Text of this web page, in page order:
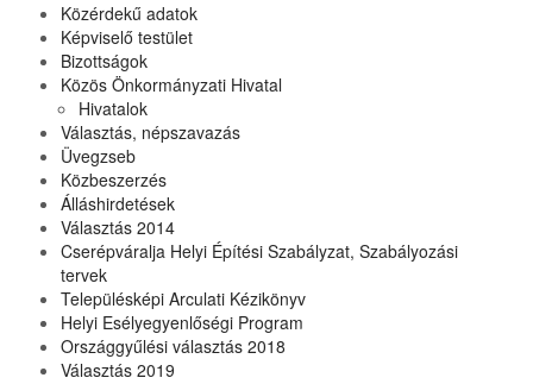
Közérdekű adatok
Képviselő testület
Bizottságok
Közös Önkormányzati Hivatal
Hivatalok
Választás, népszavazás
Üvegzseb
Közbeszerzés
Álláshirdetések
Választás 2014
Cserépváralja Helyi Építési Szabályzat, Szabályozási
tervek
Településképi Arculati Kézikönyv
Helyi Esélyegyenlőségi Program
Országgyűlési választás 2018
Választás 2019